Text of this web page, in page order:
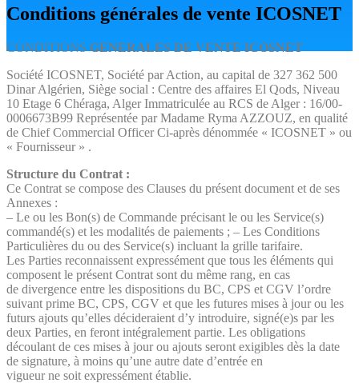
Conditions générales de vente ICOSNET
CONDITIONS GENERALES DE VENTE ICOSNET
Société ICOSNET, Société par Action, au capital de 327 362 500
Dinar Algérien, Siège social : Centre des affaires El Qods, Niveau
10 Etage 6 Chéraga, Alger Immatriculée au RCS de Alger : 16/00-
0006673B99 Représentée par Madame Ryma AZZOUZ, en qualité
de Chief Commercial Officer Ci-après dénommée « ICOSNET » ou
« Fournisseur » .
Structure du Contrat :
Ce Contrat se compose des Clauses du présent document et de ses
Annexes :
– Le ou les Bon(s) de Commande précisant le ou les Service(s)
commandé(s) et les modalités de paiements ; – Les Conditions
Particulières du ou des Service(s) incluant la grille tarifaire.
Les Parties reconnaissent expressément que tous les éléments qui
composent le présent Contrat sont du même rang, en cas
de divergence entre les dispositions du BC, CPS et CGV l’ordre
suivant prime BC, CPS, CGV et que les futures mises à jour ou les
futurs ajouts qu’elles décideraient d’y introduire, signé(e)s par les
deux Parties, en feront intégralement partie. Les obligations
découlant de ces mises à jour ou ajouts seront exigibles dès la date
de signature, à moins qu’une autre date d’entrée en
vigueur ne soit expressément établie.